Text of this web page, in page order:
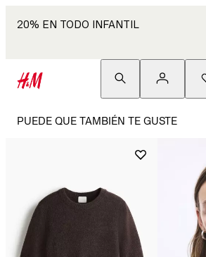
20% EN TODO INFANTIL
PUEDE QUE TAMBIÉN TE GUSTE